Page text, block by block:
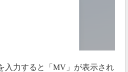
入力すると「MV」が表示され